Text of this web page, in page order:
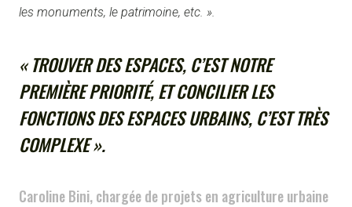
les monuments, le patrimoine, etc. ».
« TROUVER DES ESPACES, C’EST NOTRE
PREMIÈRE PRIORITÉ, ET CONCILIER LES
FONCTIONS DES ESPACES URBAINS, C’EST TRÈS
COMPLEXE ».
Caroline Bini, chargée de projets en agriculture urbaine